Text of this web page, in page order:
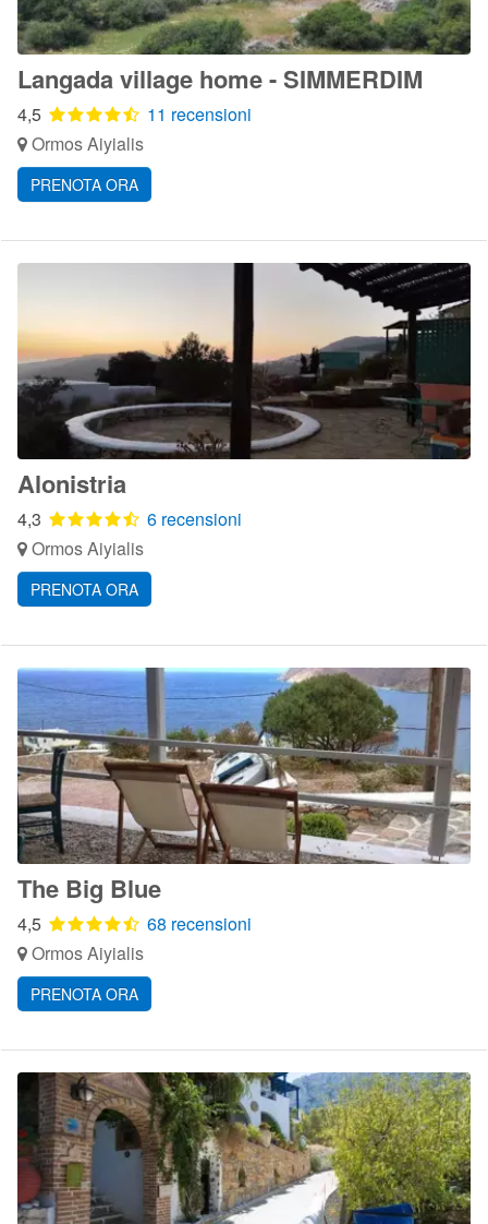
Langada village home - SIMMERDIM
4,5
11 recensioni
Ormos Aiyialis
PRENOTA ORA
Alonistria
4,3
6 recensioni
Ormos Aiyialis
PRENOTA ORA
The Big Blue
4,5
68 recensioni
Ormos Aiyialis
PRENOTA ORA